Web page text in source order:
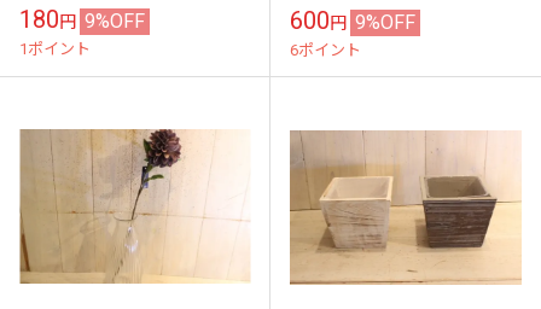
180円 9%OFF
1ポイント
600円 9%OFF
6ポイント